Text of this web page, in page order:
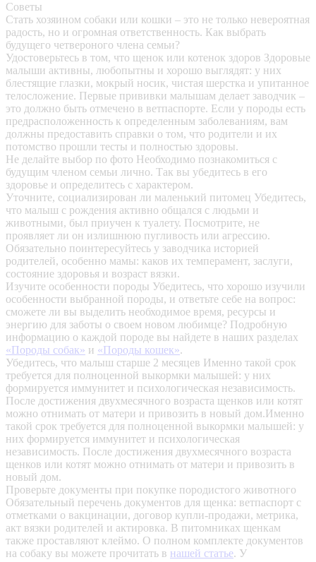
Советы
Стать хозяином собаки или кошки – это не только невероятная
радость, но и огромная ответственность. Как выбрать
будущего четвероного члена семьи?
Удостоверьтесь в том, что щенок или котенок здоров Здоровые
малыши активны, любопытны и хорошо выглядят: у них
блестящие глазки, мокрый носик, чистая шерстка и упитанное
телосложение. Первые прививки малышам делает заводчик –
это должно быть отмечено в ветпаспорте. Если у породы есть
предрасположенность к определенным заболеваниям, вам
должны предоставить справки о том, что родители и их
потомство прошли тесты и полностью здоровы.
Не делайте выбор по фото Необходимо познакомиться с
будущим членом семьи лично. Так вы убедитесь в его
здоровье и определитесь с характером.
Уточните, социализирован ли маленький питомец Убедитесь,
что малыш с рождения активно общался с людьми и
животными, был приучен к туалету. Посмотрите, не
проявляет ли он излишнюю пугливость или агрессию.
Обязательно поинтересуйтесь у заводчика историей
родителей, особенно мамы: каков их темперамент, заслуги,
состояние здоровья и возраст вязки.
Изучите особенности породы Убедитесь, что хорошо изучили
особенности выбранной породы, и ответьте себе на вопрос:
сможете ли вы выделить необходимое время, ресурсы и
энергию для заботы о своем новом любимце? Подробную
информацию о каждой породе вы найдете в наших разделах
«Породы собак» и «Породы кошек».
Убедитесь, что малыш старше 2 месяцев Именно такой срок
требуется для полноценной выкормки малышей: у них
формируется иммунитет и психологическая независимость.
После достижения двухмесячного возраста щенков или котят
можно отнимать от матери и привозить в новый дом.Именно
такой срок требуется для полноценной выкормки малышей: у
них формируется иммунитет и психологическая
независимость. После достижения двухмесячного возраста
щенков или котят можно отнимать от матери и привозить в
новый дом.
Проверьте документы при покупке породистого животного
Обязательный перечень документов для щенка: ветпаспорт с
отметками о вакцинации, договор купли-продажи, метрика,
акт вязки родителей и актировка. В питомниках щенкам
также проставляют клеймо. О полном комплекте документов
на собаку вы можете прочитать в нашей статье. У